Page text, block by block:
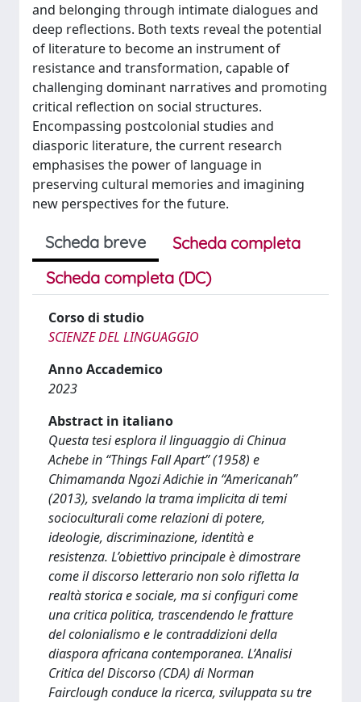
and belonging through intimate dialogues and
deep reflections. Both texts reveal the potential
of literature to become an instrument of
resistance and transformation, capable of
challenging dominant narratives and promoting
critical reflection on social structures.
Encompassing postcolonial studies and
diasporic literature, the current research
emphasises the power of language in
preserving cultural memories and imagining
new perspectives for the future.
Scheda breve
Scheda completa
Scheda completa (DC)
Corso di studio
SCIENZE DEL LINGUAGGIO
Anno Accademico
2023
Abstract in italiano
Questa tesi esplora il linguaggio di Chinua
Achebe in “Things Fall Apart” (1958) e
Chimamanda Ngozi Adichie in “Americanah”
(2013), svelando la trama implicita di temi
socioculturali come relazioni di potere,
ideologie, discriminazione, identità e
resistenza. L’obiettivo principale è dimostrare
come il discorso letterario non solo rifletta la
realtà storica e sociale, ma si configuri come
una critica politica, trascendendo le fratture
del colonialismo e le contraddizioni della
diaspora africana contemporanea. L’Analisi
Critica del Discorso (CDA) di Norman
Fairclough conduce la ricerca, sviluppata su tre